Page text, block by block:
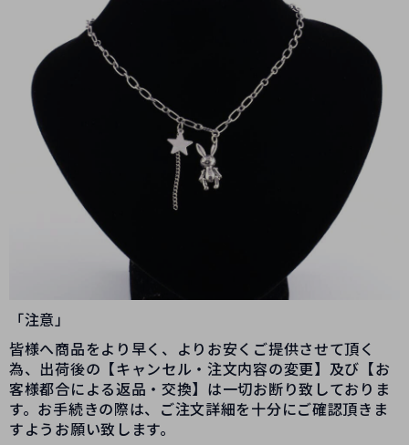
「注意」
皆様へ商品をより早く、よりお安くご提供させて頂く
為、出荷後の【キャンセル・注文内容の変更】及び【お
客様都合による返品・交換】は一切お断り致しておりま
す。お手続きの際は、ご注文詳細を十分にご確認頂きま
すようお願い致します。